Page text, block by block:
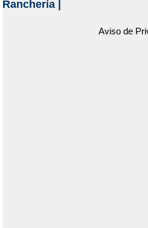
Ranchería|
Aviso de